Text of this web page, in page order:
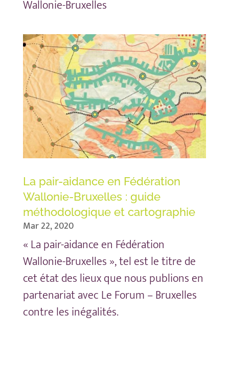
Wallonie-Bruxelles
La pair-aidance en Fédération
Wallonie-Bruxelles : guide
méthodologique et cartographie
Mar 22, 2020
« La pair-aidance en Fédération
Wallonie-Bruxelles », tel est le titre de
cet état des lieux que nous publions en
partenariat avec Le Forum – Bruxelles
contre les inégalités.